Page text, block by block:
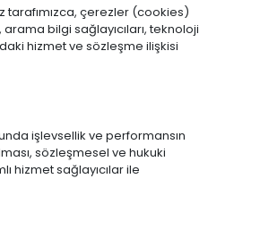
tarafımızca, çerezler (cookies)
bilgi sağlayıcıları, teknoloji
hizmet ve sözleşme ilişkisi
işlevsellik ve performansın
sözleşmesel ve hukuki
hizmet sağlayıcılar ile